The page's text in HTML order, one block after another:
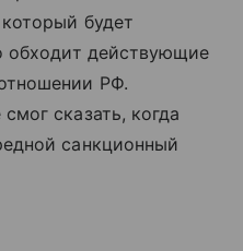
будет
обходит действующие
РФ.
сказать, когда
санкционный